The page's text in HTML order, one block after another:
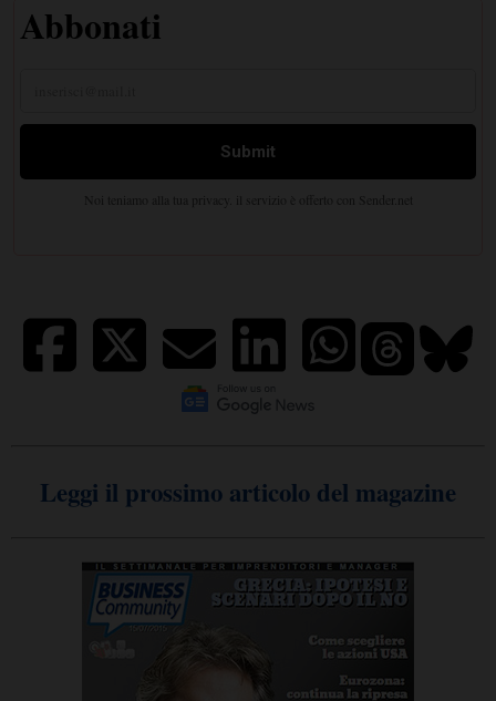
Leggi il prossimo articolo del magazine